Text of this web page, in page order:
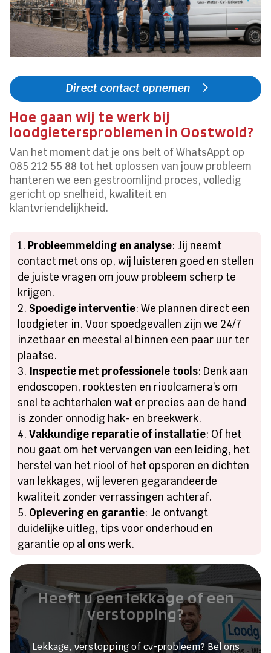
Direct contact opnemen
Hoe gaan wij te werk bij
loodgietersproblemen in Oostwold?
Van het moment dat je ons belt of WhatsAppt op
085 212 55 88 tot het oplossen van jouw probleem
hanteren we een gestroomlijnd proces, volledig
gericht op snelheid, kwaliteit en
klantvriendelijkheid.
Probleemmelding en analyse: Jij neemt
contact met ons op, wij luisteren goed en stellen
de juiste vragen om jouw probleem scherp te
krijgen.
Spoedige interventie: We plannen direct een
loodgieter in. Voor spoedgevallen zijn we 24/7
inzetbaar en meestal al binnen een paar uur ter
plaatse.
Inspectie met professionele tools: Denk aan
endoscopen, rooktesten en rioolcamera’s om
snel te achterhalen wat er precies aan de hand
is zonder onnodig hak- en breekwerk.
Vakkundige reparatie of installatie: Of het
nou gaat om het vervangen van een leiding, het
herstel van het riool of het opsporen en dichten
van lekkages, wij leveren gegarandeerde
kwaliteit zonder verrassingen achteraf.
Oplevering en garantie: Je ontvangt
duidelijke uitleg, tips voor onderhoud en
garantie op al ons werk.
Heeft u een lekkage of een
verstopping?
Lekkage, verstopping of cv-probleem? Bel ons